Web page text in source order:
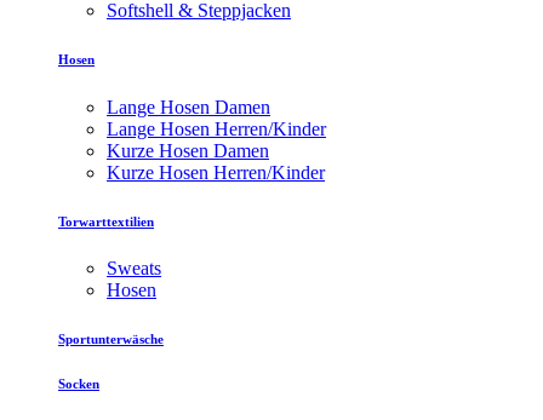
Softshell & Steppjacken
Hosen
Lange Hosen Damen
Lange Hosen Herren/Kinder
Kurze Hosen Damen
Kurze Hosen Herren/Kinder
Torwarttextilien
Sweats
Hosen
Sportunterwäsche
Socken